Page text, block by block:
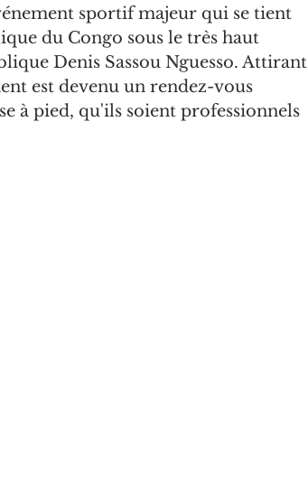
sportif majeur qui se tient
du Congo sous le très haut
Denis Sassou Nguesso. Attirant
est devenu un rendez-vous
à pied, qu'ils soient professionnels